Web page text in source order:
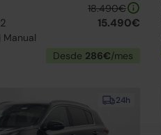
Manual
18.490€
15.490€
Desde 286€/mes
24h